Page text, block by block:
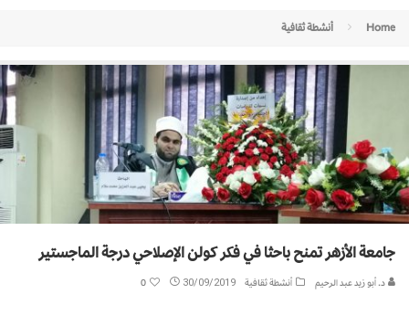
Home أنشطة ثقافية
جامعة الأزهر تمنح باحثا في فكر كولن الإصلاحي درجة الماجستير
د. أبو زيد عبد الرحيم أنشطة ثقافية 30/09/2019
0